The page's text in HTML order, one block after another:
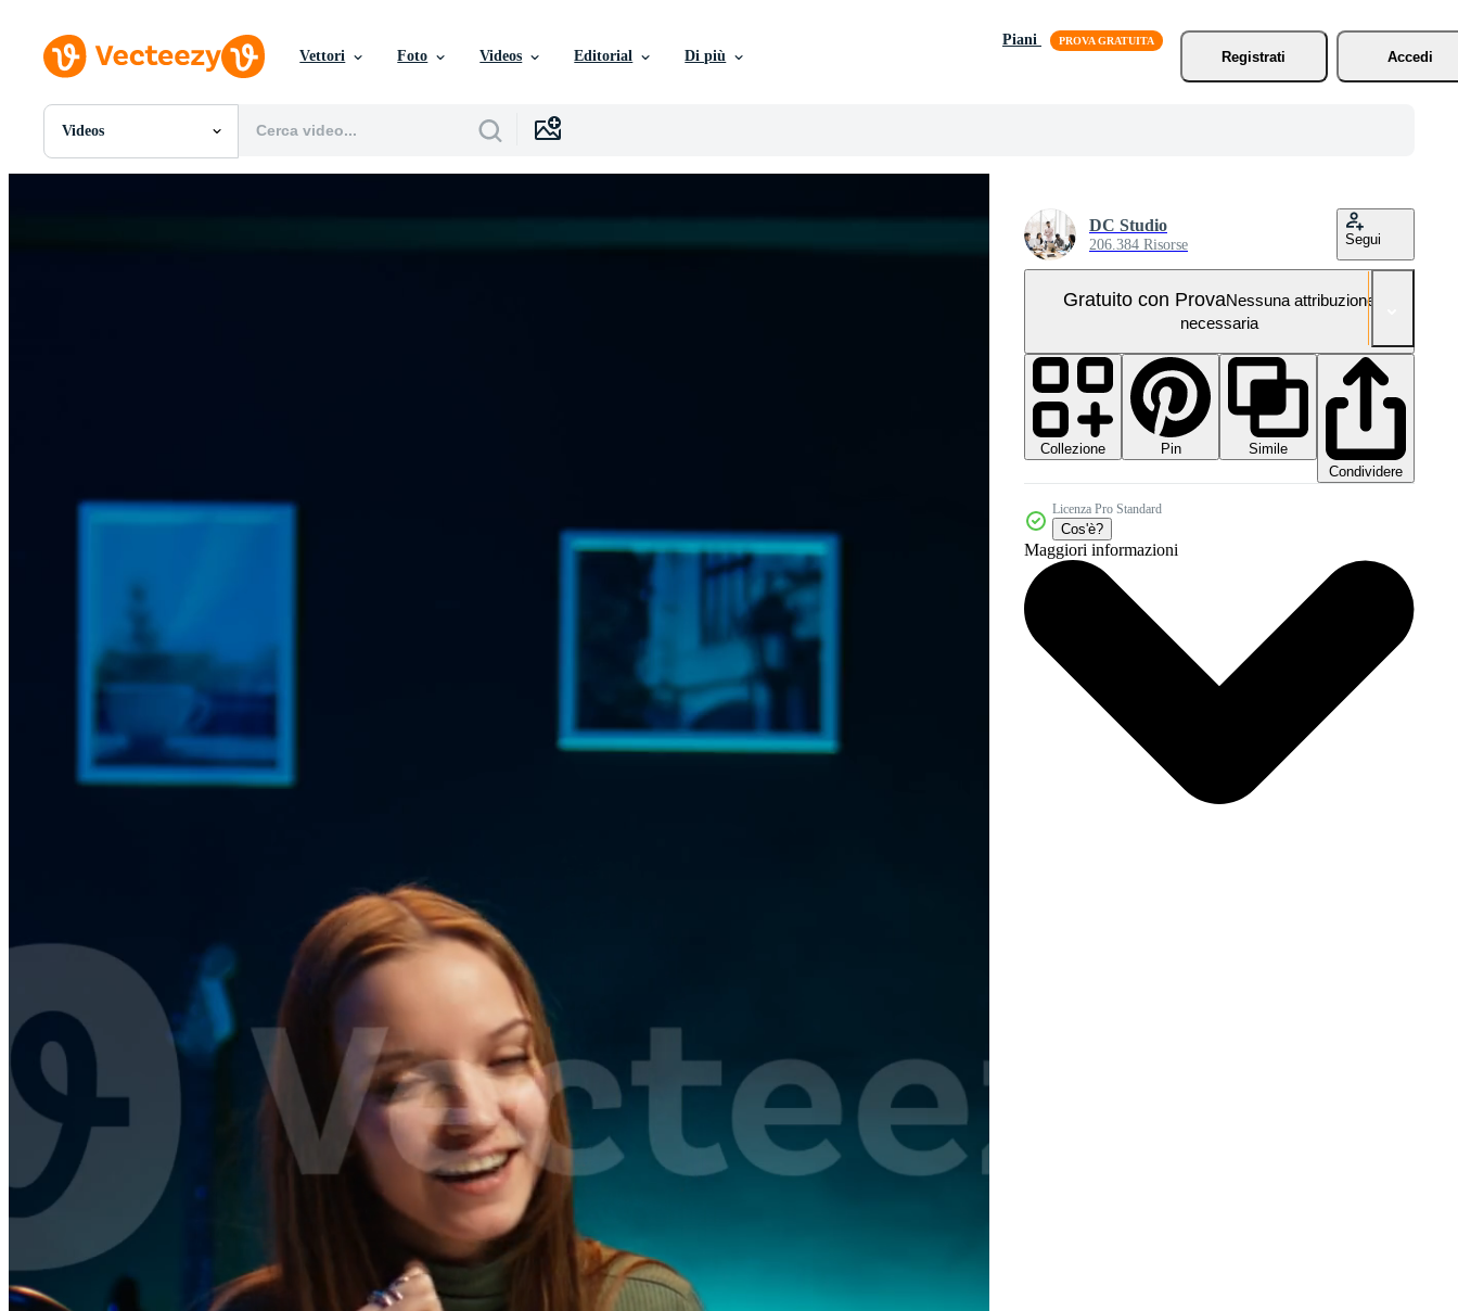
Vettori Foto Videos Editorial Di più
Piani
Registrati
Accedi
Videos
Tutte Immagini
DC Studio
206.384 Risorse Segui
Gratuito con ProvaNessuna attribuzione
necessaria
Collezione Pin
Simile
Condividere
Licenza Pro Standard
Cos'è?
Maggiori informazioni